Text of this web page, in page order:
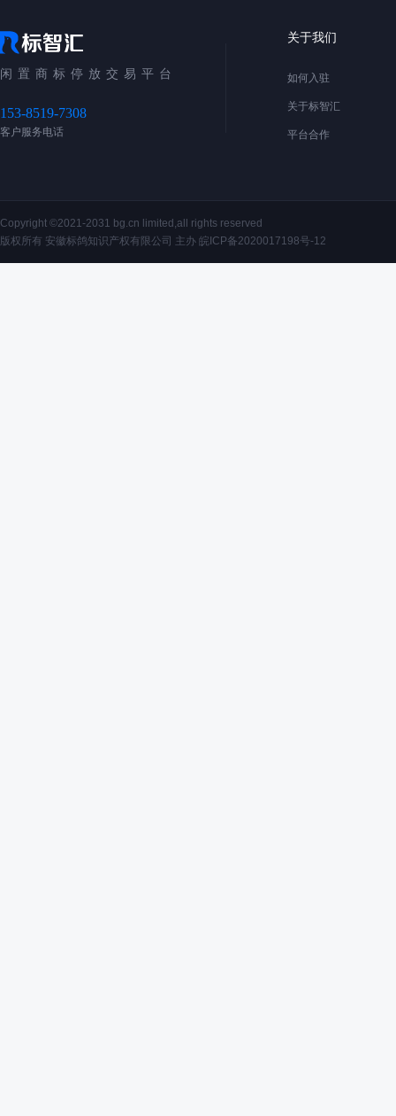
闲置商标停放交易平台
153-8519-7308
客户服务电话
关于我们
如何入驻
关于标智汇
平台合作
Copyright ©2021-2031 bg.cn limited,all rights reserved
版权所有 安徽标鸽知识产权有限公司 主办 皖ICP备2020017198号-12